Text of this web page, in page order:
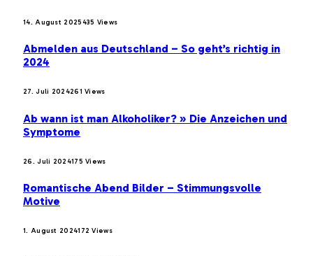
14. August 2025435 Views
Abmelden aus Deutschland – So geht’s richtig in
2024
27. Juli 2024261Views
Ab wann ist man Alkoholiker? » Die Anzeichen und
Symptome
26. Juli 2024175Views
Romantische Abend Bilder – Stimmungsvolle
Motive
1. August 2024172Views